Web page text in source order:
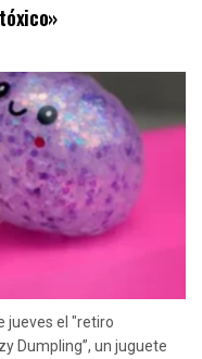
jueves el "retiro
Dumpling”, un juguete